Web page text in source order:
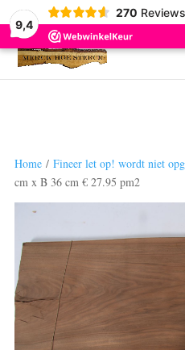
9,4
270 Reviews
Home/ Fineer let op! wordt niet
cm x B 36 cm € 27.95 pm2